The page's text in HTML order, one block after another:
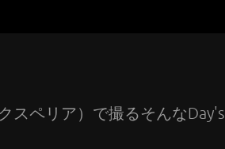
スペリア）で撮るそんなDay's